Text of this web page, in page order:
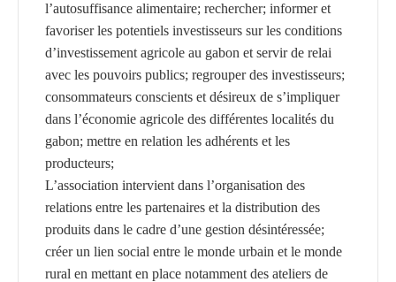
l’autosuffisance alimentaire; rechercher; informer et
favoriser les potentiels investisseurs sur les conditions
d’investissement agricole au gabon et servir de relai
avec les pouvoirs publics; regrouper des investisseurs;
consommateurs conscients et désireux de s’impliquer
dans l’économie agricole des différentes localités du
gabon; mettre en relation les adhérents et les
producteurs;
L’association intervient dans l’organisation des
relations entre les partenaires et la distribution des
produits dans le cadre d’une gestion désintéressée;
créer un lien social entre le monde urbain et le monde
rural en mettant en place notamment des ateliers de